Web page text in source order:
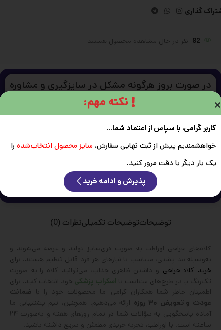
گذاری
82 نفر در حال مشاهده محصول هستند
در صورت بروز هرگونه مشکل در سایزگیری و مشاوره
خرید با ما ارتباط بگیرید.
توضیحاتتوضیحات تکمیلینظرات (0)
کلاه‌های جراحی اوراطب به صورت فری‌سایز تولید و عرضه می‌شوند و
به‌وسیله بند پشتی، متناسب با نیازهای هر فرد قابل تنظیم هستند. برای
خرید کلاه جراحی و داشتن ظاهری جذاب، می‌توانید کلاه را به صورت
تک‌رنگ یا در طرح‌های متناسب با
خود انتخاب کنید. برای
اطمینان خاطر شما همکاران گرامی، ما محصولات خود را با ضمانت
عودت و تعویض ۳۰ روزه
ارائه می‌دهیم. همچنین، تیم پشتیبانی ما
آماده پاسخگویی به سؤالات شما در تمام روزهای هفته و به‌صورت ۲۴
ساعته است. با اوراطب، تجربه‌ خریدی مطمئن و سریع داشته باشید.
نکته مهم:
کاربر گرامی، با سپاس از اعتماد شما...
خواهشمندیم پیش از ثبت نهایی سفارش، سایز محصول انتخاب‌شده را
یک بار دیگر با دقت مرور کنید.
پذیرش و ادامه خرید